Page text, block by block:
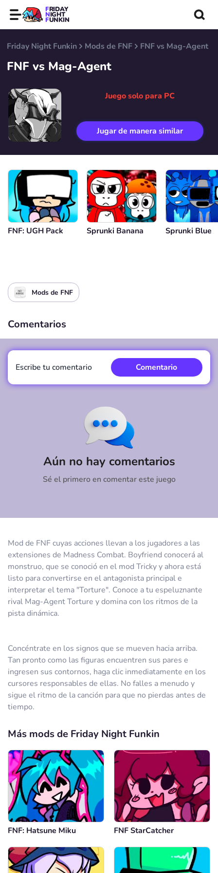
FRIDAY
NIGHT
FUNKIN
Friday Night Funkin Mods de FNF FNF vs Mag-Agent
FNF vs Mag-Agent
Juego solo para PC
Jugar de manera similar
FNF: UGH Pack Sprunki Banana Sprunki Blue
Mods de FNF
Mod de FNF cuyas acciones llevan a los jugadores a las
extensiones de Madness Combat. Boyfriend conocerá al
monstruo, que se conoció en el mod Tricky y ahora está
listo para convertirse en el antagonista principal e
interpretar el tema "Torture". Conoce a tu espeluznante
rival Mag-Agent Torture y domina con los ritmos de la
pista dinámica.
Concéntrate en los signos que se mueven hacia arriba.
Tan pronto como las figuras encuentren sus pares e
ingresen sus contornos, haga clic inmediatamente en los
cursores responsables de ellas. No falles a menudo y
sigue el ritmo de la canción para que no pierdas antes de
tiempo.
Comentarios
Aún no hay comentarios
Sé el primero en comentar este juego
Escribe tu comentario Comentario
Más mods de Friday Night Funkin
FNF: Hatsune Miku FNF StarCatcher